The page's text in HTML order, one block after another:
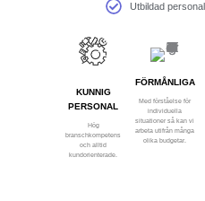
Utbildad personal
KUNNIG
PERSONAL
Hög
branschkompetens
och alltid
kundorienterade.
FÖRMÅNLIGA
Med förståelse för
individuella
situationer så kan vi
arbeta utifrån många
olika budgetar.